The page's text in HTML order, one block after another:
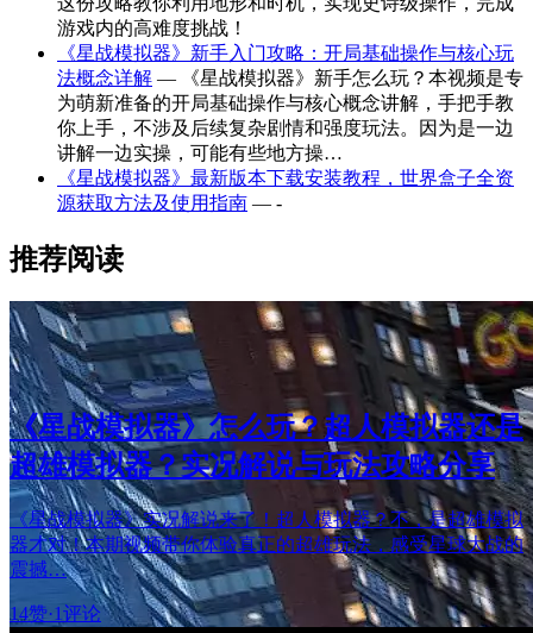
游戏内的高难度挑战！
《星战模拟器》新手入门攻略：开局基础操作与核心玩
法概念详解 — 《星战模拟器》新手怎么玩？本视频是专
为萌新准备的开局基础操作与核心概念讲解，手把手教
你上手，不涉及后续复杂剧情和强度玩法。因为是一边
讲解一边实操，可能有些地方操…
《星战模拟器》最新版本下载安装教程，世界盒子全资
源获取方法及使用指南 — -
推荐阅读
《星战模拟器》怎么玩？超人模拟器还是
超雄模拟器？实况解说与玩法攻略分享
《星战模拟器》实况解说来了！超人模拟器？不，是超雄模拟
器才对！本期视频带你体验真正的超雄玩法，感受星球大战的
震撼…
14赞·1评论